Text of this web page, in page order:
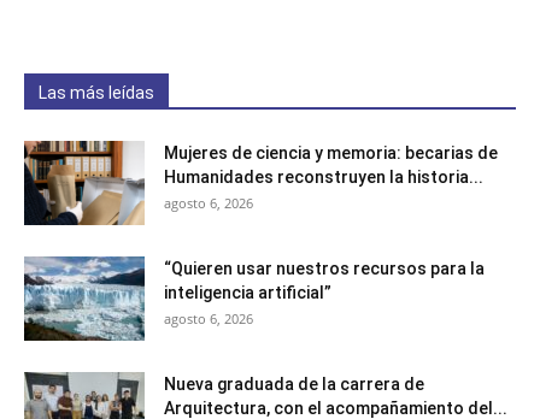
Las más leídas
Mujeres de ciencia y memoria: becarias de
Humanidades reconstruyen la historia...
agosto 6, 2026
“Quieren usar nuestros recursos para la
inteligencia artificial”
agosto 6, 2026
Nueva graduada de la carrera de
Arquitectura, con el acompañamiento del...